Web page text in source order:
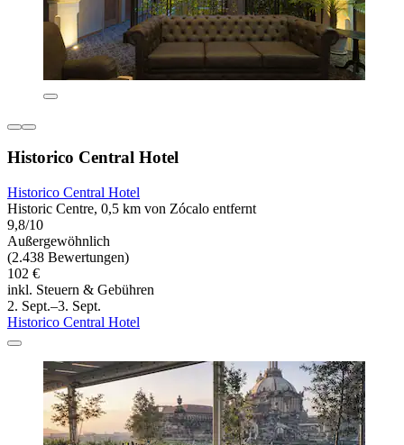
Historico Central Hotel
Historico Central Hotel
Historic Centre, 0,5 km von Zócalo entfernt
9,8/10
Außergewöhnlich
(2.438 Bewertungen)
102 €
inkl. Steuern & Gebühren
2. Sept.–3. Sept.
Historico Central Hotel